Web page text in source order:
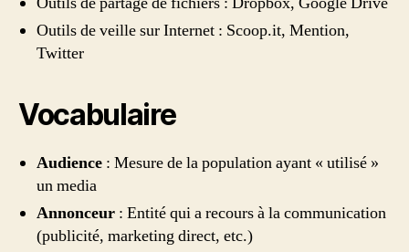
Outils de veille sur Internet : Scoop.it, Mention,
Twitter
Vocabulaire
Audience : Mesure de la population ayant « utilisé »
un media
Annonceur : Entité qui a recours à la communication
(publicité, marketing direct, etc.)